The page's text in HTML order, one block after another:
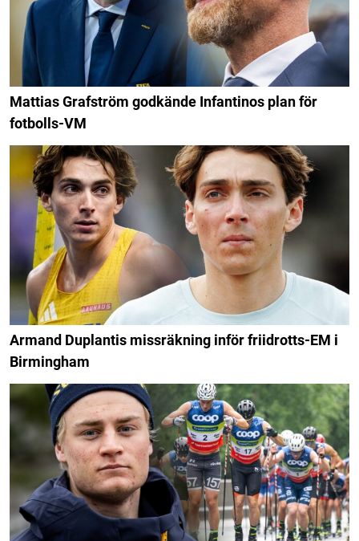
Mattias Grafström godkände Infantinos plan för
fotbolls-VM
Armand Duplantis missräkning inför friidrotts-EM i
Birmingham